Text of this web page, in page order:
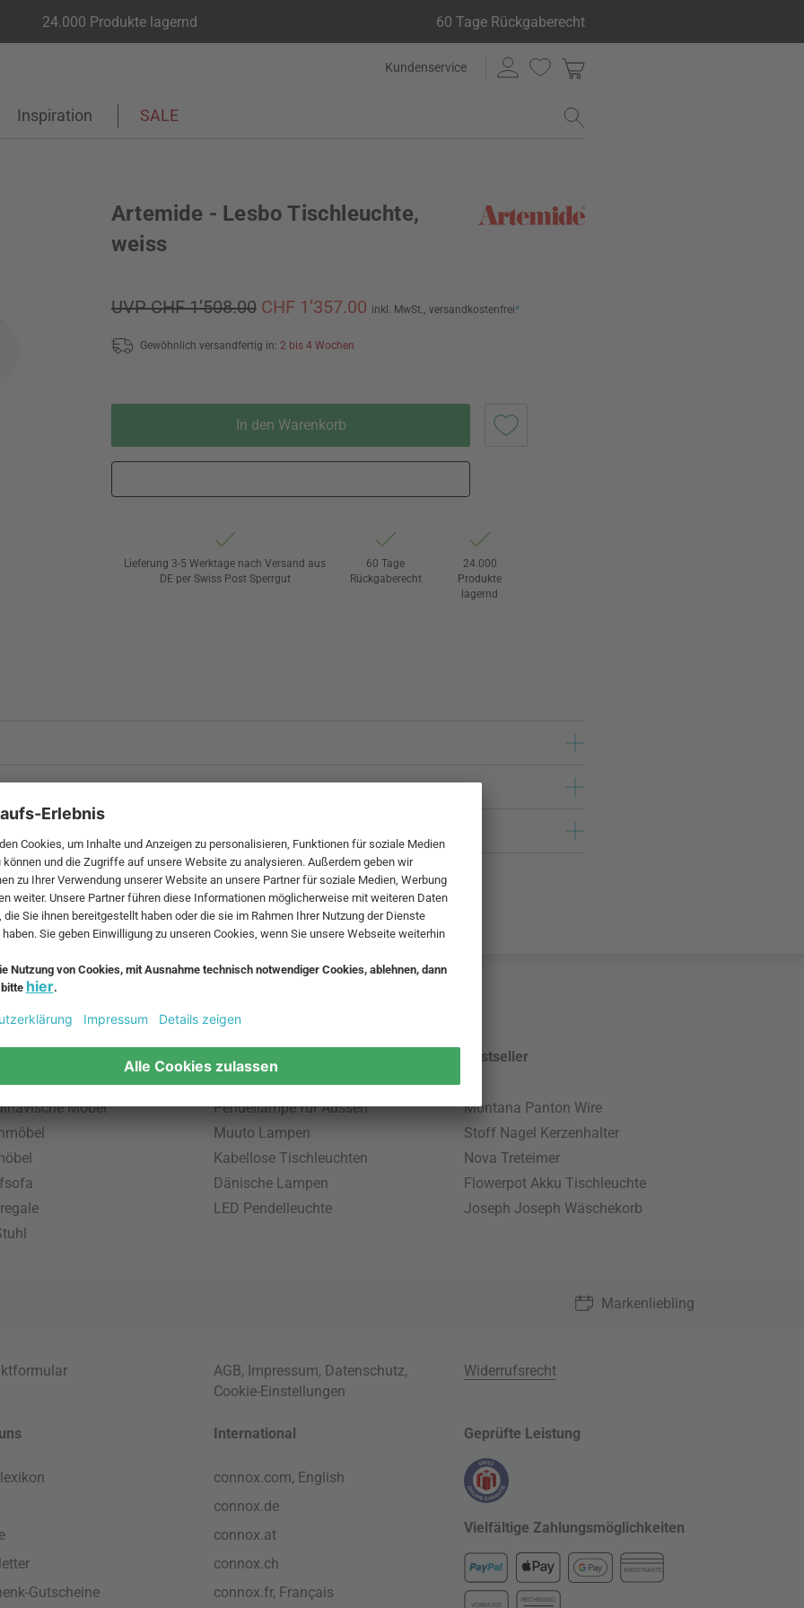
24.000 Produkte lagernd 60 Tage Rückgaberecht
Kundenservice
Inspiration SALE
Artemide - Lesbo Tischleuchte,
weiss
UVP CHF 1’508.00 CHF 1’357.00 inkl. MwSt., versandkostenfrei*
Gewöhnlich versandfertig in: 2 bis 4 Wochen
In den Warenkorb
Lieferung 3-5 Werktage nach Versand aus
DE per Swiss Post Sperrgut
60 Tage
Rückgaberecht
24.000
Produkte
lagernd
und zzgl.
Möbel
Beliebte Leuchten
Pendellampe für Aussen
Muuto Lampen
Kabellose Tischleuchten
Dänische Lampen
LED Pendelleuchte
Bestseller
Montana Panton Wire
Stoff Nagel Kerzenhalter
Nova Treteimer
Flowerpot Akku Tischleuchte
Joseph Joseph Wäschekorb
Markenliebling
AGB, Impressum, Datenschutz,
Cookie-Einstellungen
Widerrufsrecht
Gutscheine
International
connox.com, English
connox.de
connox.at
connox.ch
connox.fr, Français
Geprüfte Leistung
Vielfältige Zahlungsmöglichkeiten
KREDITKARTE
VORKASSE
RECHNUNG